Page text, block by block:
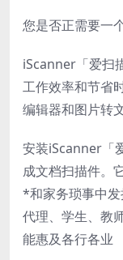
您是否正需要一
iScanner「爱扫
工作效率和节省
编辑器和图片转
安装iScanner「
成文档扫描件。
*和家务琐事中
代理、学生、教
能惠及各行各业